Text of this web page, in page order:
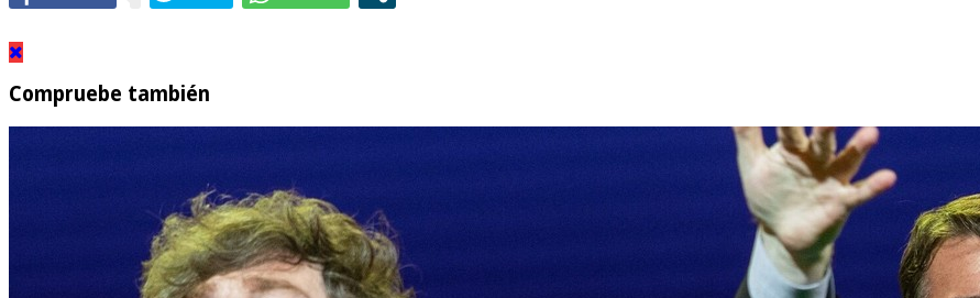
Compruebe también